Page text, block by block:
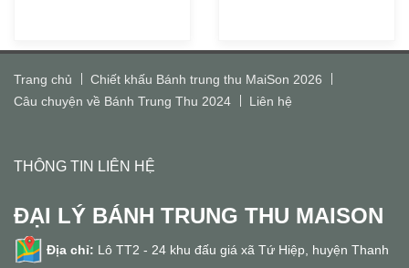
Trang chủ
Chiết khấu Bánh trung thu MaiSon 2026
Câu chuyện về Bánh Trung Thu 2024
Liên hệ
THÔNG TIN LIÊN HỆ
ĐẠI LÝ BÁNH TRUNG THU MAISON
Địa chỉ: Lô TT2 - 24 khu đấu giá xã Tứ Hiệp, huyện Thanh